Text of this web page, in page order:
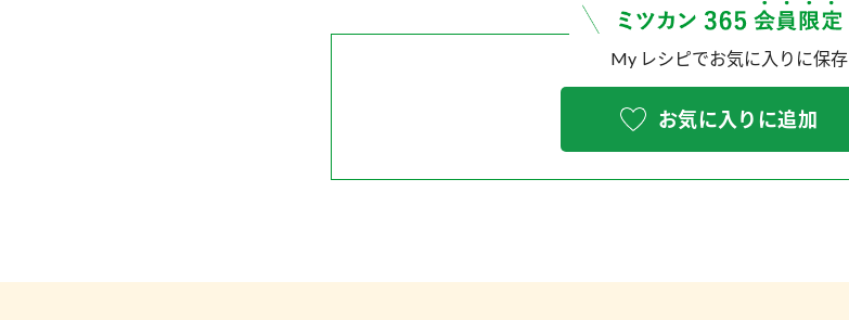
My レシピでお気に入りに保存
お気に入りに追加